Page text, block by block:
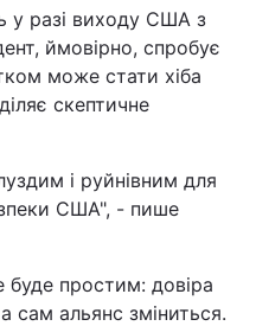
у разі виходу США з
ймовірно, спробує
може стати хіба
скептичне
і руйнівним для
США", - пише
простим: довіра
сам альянс зміниться.